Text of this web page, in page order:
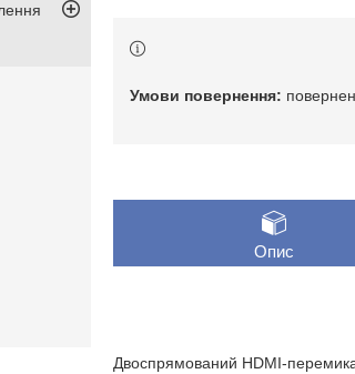
Опис
Двоспрямований HDMI-